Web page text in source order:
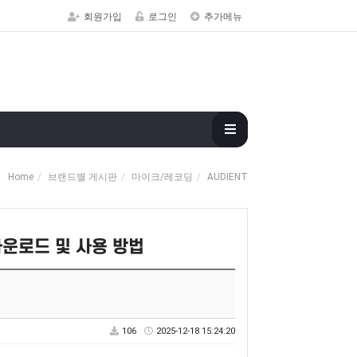
회원가입 로그인 추가메뉴
Home 브랜드별 게시판 마이크/레코딩 AUDIENT
로드 및 사용 방법
106 2025-12-18 15:24:20